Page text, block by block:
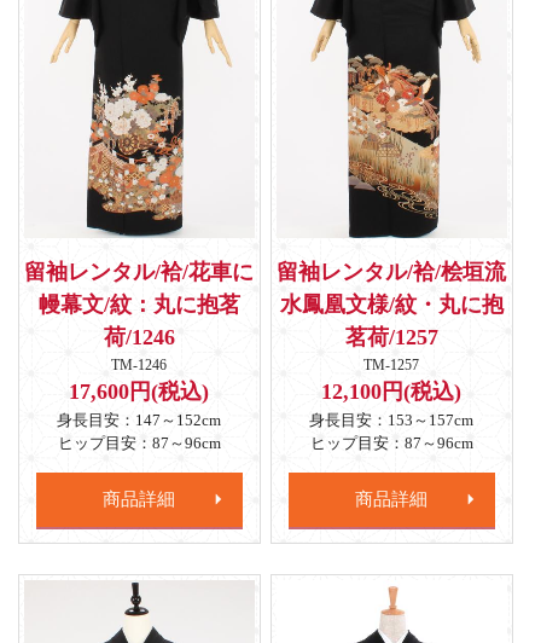
留袖レンタル/袷/花車に
幔幕文/紋：丸に抱茗
荷/1246
TM-1246
17,600円(税込)
身長目安：147～152cm
ヒップ目安：87～96cm
商品詳細
留袖レンタル/袷/桧垣流
水鳳凰文様/紋・丸に抱
茗荷/1257
TM-1257
12,100円(税込)
身長目安：153～157cm
ヒップ目安：87～96cm
商品詳細